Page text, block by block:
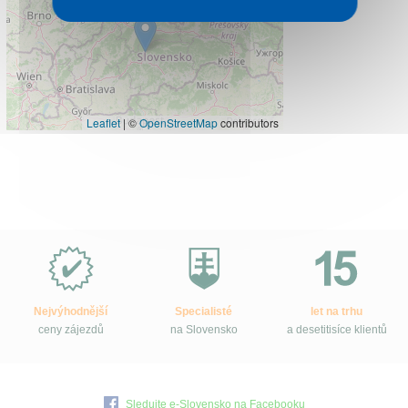
Leaflet | ©OpenStreetMapcontributors
Slovensko.cz?
Nejvýhodnější
ceny zájezdů
Specialisté
na Slovensko
let na trhu
a desetitisíce klientů
Sledujte e-Slovensko na Facebooku